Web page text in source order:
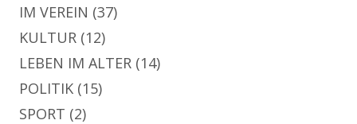
IM VEREIN (37)
KULTUR (12)
LEBEN IM ALTER (14)
POLITIK (15)
SPORT (2)